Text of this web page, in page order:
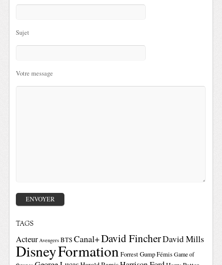
Sujet
Votre message
TAGS
Acteur Avengers BTSCanal+David FincherDavid Mills
DisneyFormationForrest GumpFémis Game of